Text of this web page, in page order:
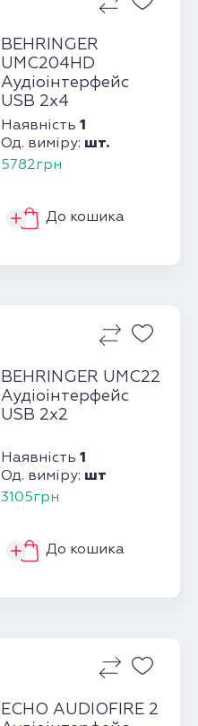
BEHRINGER
UMC204HD
Аудіоінтерфейс
USB 2х4
Наявність 1
Од. виміру: шт.
5782грн
До кошика
BEHRINGER UMC22
Аудіоінтерфейс
USB 2х2
Наявність 1
Од. виміру: шт
3105грн
До кошика
ECHO AUDIOFIRE 2